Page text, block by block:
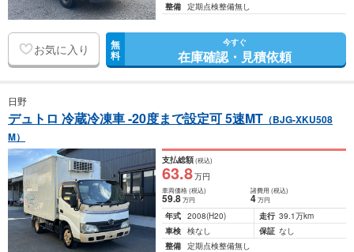
整備 定期点検整備無し
お気に入り 無
料
今すぐ
在庫確認・見積依頼
日野
デュトロ 冷蔵冷凍車 -20度まで設定可 5速MT （BJG-XKU508
M）
支払総額(税込)
63.8万円
車両価格(税込)
59.8万円
諸費用 (税込)
4 万円
年式 2008(H20) 走行 39.1万km
車検 検なし 保証 なし
整備 定期点検整備無し